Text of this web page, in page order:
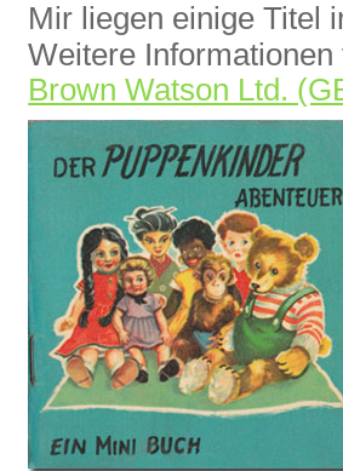
Mir liegen einige Titel
Weitere
Brown Watson Ltd.